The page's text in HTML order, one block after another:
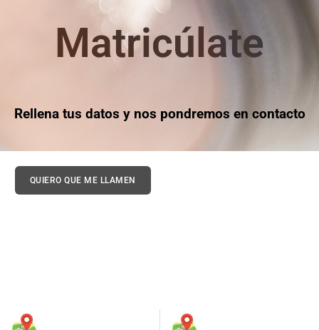
Matricúlate
Rellena tus datos y nos pondremos en contacto
QUIERO QUE ME LLAMEN